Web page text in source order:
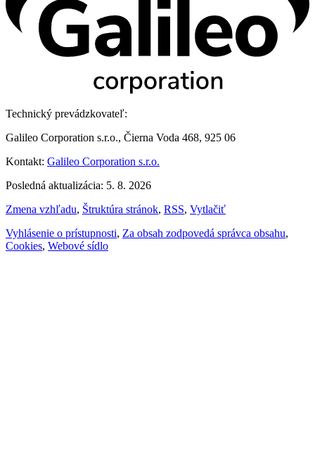
Technický prevádzkovateľ:
Galileo Corporation s.r.o., Čierna Voda 468, 925 06
Kontakt: Galileo Corporation s.r.o.
Posledná aktualizácia: 5. 8. 2026
Zmena vzhľadu, Štruktúra stránok, RSS, Vytlačiť
Vyhlásenie o prístupnosti, Za obsah zodpovedá správca obsahu,
Cookies, Webové sídlo